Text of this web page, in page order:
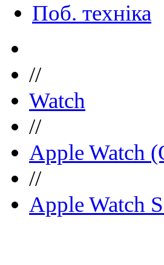
Поб. техніка
//
Watch
//
Apple Watch
//
Apple Watch